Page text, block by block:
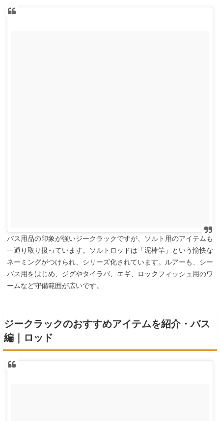
バス用品の印象が強いジークラックですが、ソルト用のアイテムも
一通り取り扱っています。ソルトロッドは「泥棒竿」という愉快な
ネーミングがつけられ、シリーズ化されています。ルアーも、シー
バス用をはじめ、ジグやタイラバ、エギ、ロックフィッシュ用のワ
ームなど守備範囲が広いです。
ジークラックのおすすめアイテムを紹介・バス
編｜ロッド